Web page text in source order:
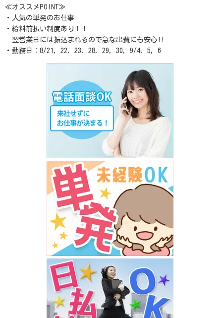
≪オススメPOINT≫
・人気の単発のお仕事
・給料前払い制度あり！！
翌営業日には振込まれるので急な出費にも安心!!
・勤務日：8/21，22，23，28，29，30，9/4，5，6